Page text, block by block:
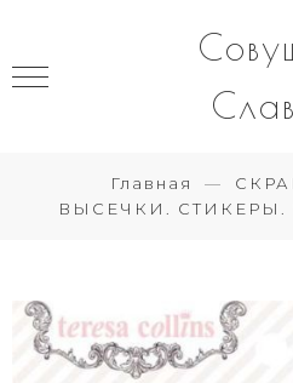
Главная
ВЫСЕЧКИ. СТИКЕРЫ.